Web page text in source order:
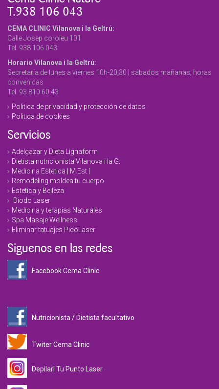
T.938 106 043
CEMA CLINIC Vilanova i la Geltrú:
Calle Josep coroleu 101
Tel. 938 106 043
Horario Vilanova i la Geltrú:
Secretaría de lunes a viernes 10h-20,30 | sábados mañanas, horas
convenidas
Tel. 93 810 60 43
Politica de privacidad y protección de datos
Politica de cookies
Servicios
Adelgazar y Dieta Lignaform
Dietista nutricionista Vilanova i la G.
Medicina Estetica | M.Est |
Remodeling moldea tu cuerpo
Estetica y Belleza
Diodo Laser
Medicina y terapias Naturales
Spa Masaje Wellness
Eliminar tatuajes PicoLaser
Siguenos en las redes
Facebook Cema Clinic
Nutricionista / Dietista facultativo
Twiter Cema Clinic
Depilar| Tu Punto Laser